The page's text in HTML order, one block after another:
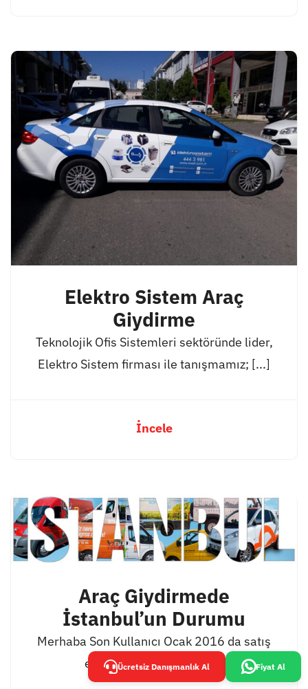
Elektro Sistem Araç
Giydirme
Teknolojik Ofis Sistemleri sektöründe lider,
Elektro Sistem firması ile tanışmamız; [...]
İncele
Araç Giydirmede
İstanbul’un Durumu
Merhaba Son Kullanıcı Ocak 2016 da satış
ekibimizden söyle bir [...]
Ücretsiz Danışmanlık Al Fiyat Al